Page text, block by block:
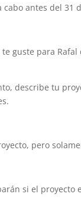
antes del 31
guste para
describe tu
pero
si el